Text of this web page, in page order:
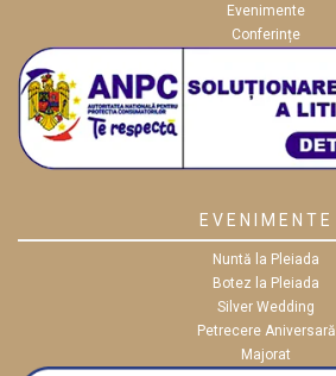
Evenimente
Conferințe
EVENIMENTE
Nuntă la Pleiada
Botez la Pleiada
Silver Wedding
Petrecere Aniversară
Majorat